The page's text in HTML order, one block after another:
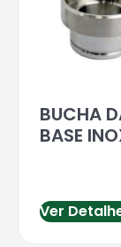
BUCHA
BASE
Ver